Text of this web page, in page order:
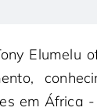
Elumelu
em África